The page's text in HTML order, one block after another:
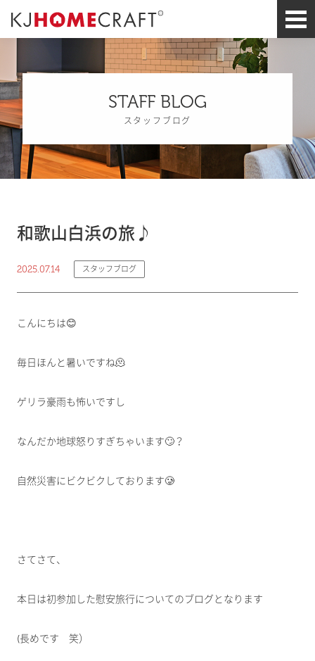
STAFF BLOG
スタッフブログ
和歌山白浜の旅♪
2025.07.14 スタッフブログ
こんにちは😊
毎日ほんと暑いですね🫠
ゲリラ豪雨も怖いですし
なんだか地球怒りすぎちゃいます🙄？
自然災害にビクビクしております🥲
さてさて、
本日は初参加した慰安旅行についてのブログとなります
(長めです 笑）